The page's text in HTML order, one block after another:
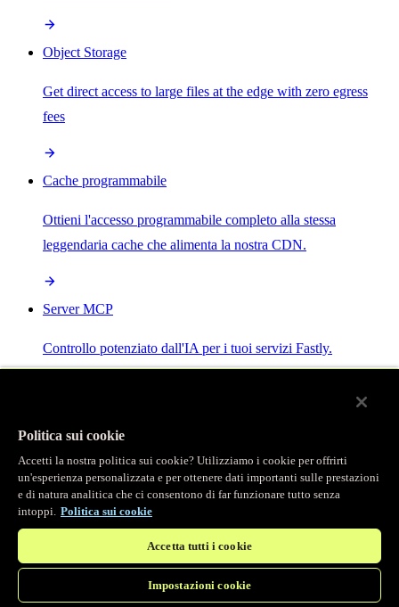
Object Storage
Get direct access to large files at the edge with zero egress
fees
Cache programmabile
Ottieni l'accesso programmabile completo alla stessa
leggendaria cache che alimenta la nostra CDN.
Server MCP
Controllo potenziato dall'IA per i tuoi servizi Fastly.
Main menu
/ Prodotti
Osservabilità
Logging in tempo reale
Politica sui cookie
Accetti la nostra politica sui cookie? Utilizziamo i cookie per offrirti
un'esperienza personalizzata e per ottenere dati importanti sulle prestazioni
e di natura analitica che ci consentono di far funzionare tutto senza
intoppi. Politica sui cookie
Accetta tutti i cookie
Impostazioni cookie